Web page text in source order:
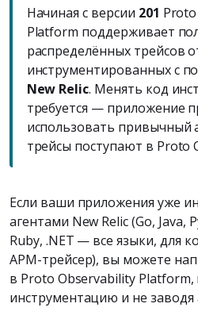
Начиная с версии 201
Platform поддерживает
распределённых трейсов
инструментированных с
New Relic. Менять код
требуется — приложение
использовать привычный
трейсы поступают в Proto
Если ваши приложения уже
агентами New Relic (Go, Java,
Ruby, .NET — все языки, для
APM-трейсер), вы можете
в Proto Observability Platform,
инструментацию и не заводя